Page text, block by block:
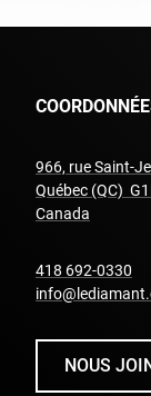
966, rue Saint-
Québec (QC)
Canada
418 692-0330
NOUS